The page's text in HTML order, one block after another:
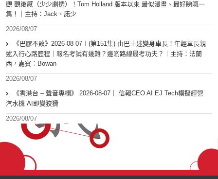
觀 觀後感（少少劇透）！Tom Holland 版本以來 最似漫畫、最好睇嘅一
集！｜主持：Jack、諾少
2026/08/07
《巴膠不敗》2026-08-07︱(第151集) 由巴士迷變身車長！年輕車長親
述入行心路歷程｜報名考試有幾難？邊啲路線最考功夫？︱主持：法蘭
西，嘉賓︰Bowan
2026/08/07
《香港台 – 聲音專欄》 2026-08-07｜ 信報CEO AI EJ Tech模擬經營
汽水機 AI即變狡猾
2026/08/07